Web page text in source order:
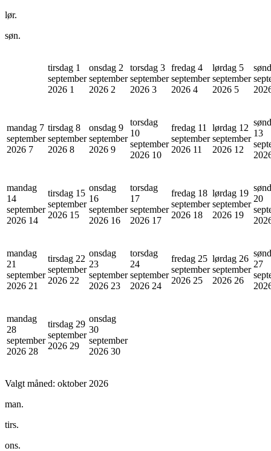
lør.
søn.
tirsdag 1
september
2026 1
onsdag 2
september
2026 2
torsdag 3
september
2026 3
fredag 4
september
2026 4
lørdag 5
september
2026 5
mandag 7
september
2026 7
tirsdag 8
september
2026 8
onsdag 9
september
2026 9
torsdag
10
september
2026 10
fredag 11
september
2026 11
lørdag 12
september
2026 12
13
mandag
14
september
2026 14
tirsdag 15
september
2026 15
onsdag
16
september
2026 16
torsdag
17
september
2026 17
fredag 18
september
2026 18
lørdag 19
september
2026 19
20
mandag
21
september
2026 21
tirsdag 22
september
2026 22
onsdag
23
september
2026 23
torsdag
24
september
2026 24
fredag 25
september
2026 25
lørdag 26
september
2026 26
27
mandag
28
september
2026 28
tirsdag 29
september
2026 29
onsdag
30
september
2026 30
Valgt måned: oktober 2026
man.
tirs.
ons.